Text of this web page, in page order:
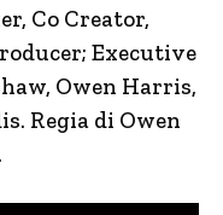
Co Creator,
Executive
Owen Harris,
Regia di Owen